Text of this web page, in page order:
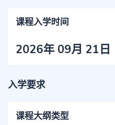
课程入学时间
2026年 09月 21日
入学要求
课程大纲类型